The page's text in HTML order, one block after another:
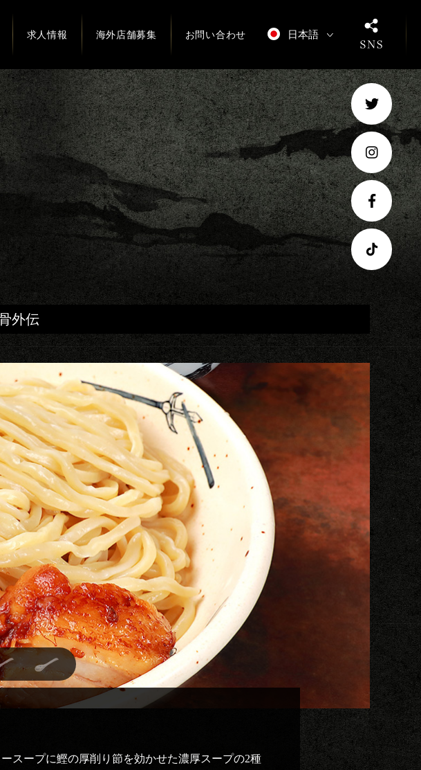
求人情報 海外店舗募集 お問い合わせ 日本語
外伝
スープに鰹の厚削り節を効かせた濃厚スープの2種